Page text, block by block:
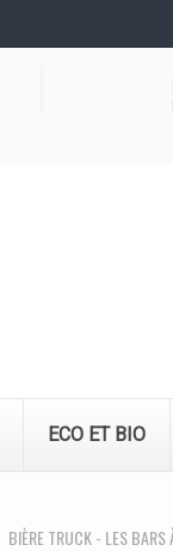
ECO ET BIO
BIÈRE TRUCK - LES BARS